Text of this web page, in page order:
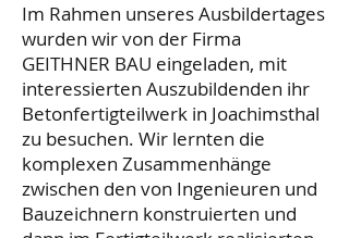
Im Rahmen unseres Ausbildertages
wurden wir von der Firma
GEITHNER BAU eingeladen, mit
interessierten Auszubildenden ihr
Betonfertigteilwerk in Joachimsthal
zu besuchen. Wir lernten die
komplexen Zusammenhänge
zwischen den von Ingenieuren und
Bauzeichnern konstruierten und